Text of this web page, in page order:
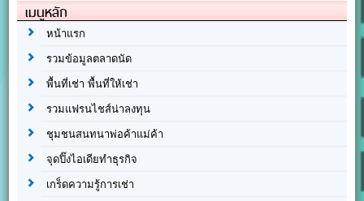
เมนูหลัก
หน้าแรก
รวมข้อมูลตลาดนัด
พื้นที่เช่า พื้นที่ให้เช่า
รวมแฟรนไชส์น่าลงทุน
ชุมชนสนทนาพ่อค้าแม่ค้า
จุดปิ๊งไอเดียทำธุรกิจ
เกร็ดความรู้การเช่า